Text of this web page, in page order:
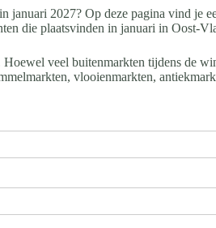
januari 2027? Op deze pagina vind je
die plaatsvinden in januari in Oost-
Hoewel veel buitenmarkten tijdens de
vlooienmarkten,